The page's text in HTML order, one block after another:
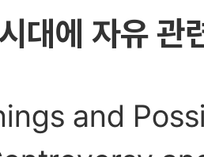
대에 자유 관
and